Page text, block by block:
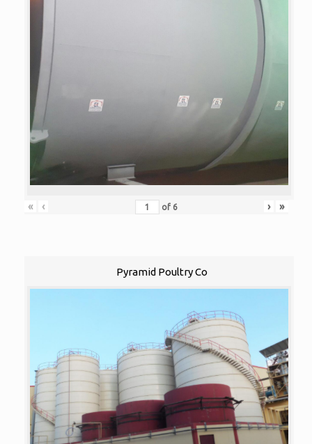
« ‹ of 6 › »
Pyramid Poultry Co